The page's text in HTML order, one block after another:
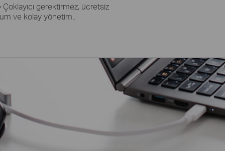
Çoklayıcı gerektirmez, ücretsiz
ve kolay yönetim..